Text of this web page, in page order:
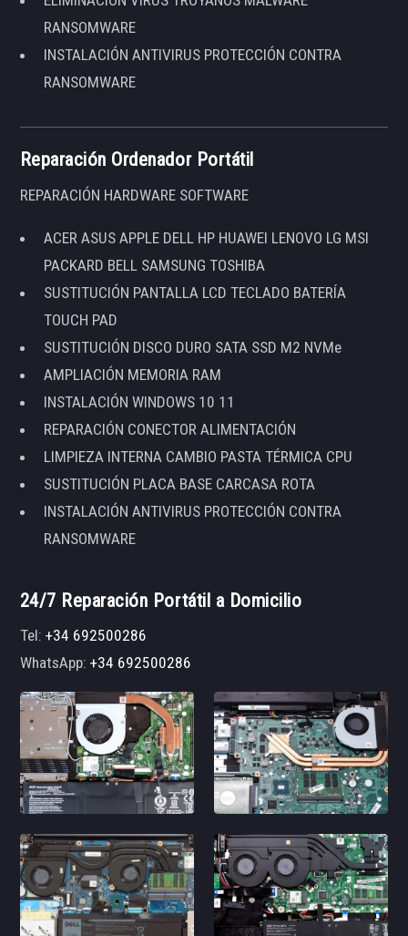
RANSOMWARE
INSTALACIÓN ANTIVIRUS PROTECCIÓN CONTRA
RANSOMWARE
Reparación Ordenador Portátil
REPARACIÓN HARDWARE SOFTWARE
ACER ASUS APPLE DELL HP HUAWEI LENOVO LG MSI
PACKARD BELL SAMSUNG TOSHIBA
SUSTITUCIÓN PANTALLA LCD TECLADO BATERÍA
TOUCH PAD
SUSTITUCIÓN DISCO DURO SATA SSD M2 NVMe
AMPLIACIÓN MEMORIA RAM
INSTALACIÓN WINDOWS 10 11
REPARACIÓN CONECTOR ALIMENTACIÓN
LIMPIEZA INTERNA CAMBIO PASTA TÉRMICA CPU
SUSTITUCIÓN PLACA BASE CARCASA ROTA
INSTALACIÓN ANTIVIRUS PROTECCIÓN CONTRA
RANSOMWARE
24/7 Reparación Portátil a Domicilio
Tel:+34 692500286
WhatsApp:+34 692500286